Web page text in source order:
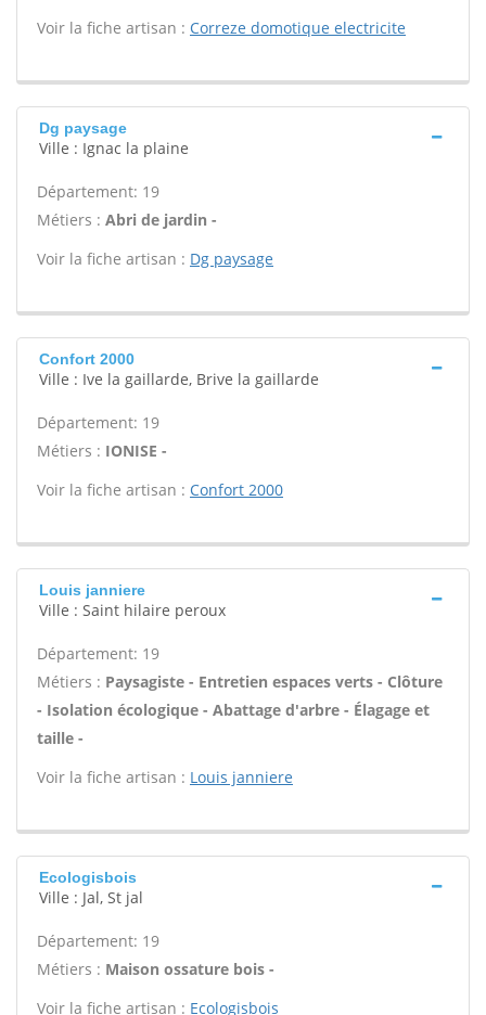
Voir la fiche artisan : Correze domotique electricite
Dg paysage
Ville : Ignac la plaine
Département: 19
Métiers : Abri de jardin -
Voir la fiche artisan : Dg paysage
Confort 2000
Ville : Ive la gaillarde, Brive la gaillarde
Département: 19
Métiers : IONISE -
Voir la fiche artisan : Confort 2000
Louis janniere
Ville : Saint hilaire peroux
Département: 19
Métiers : Paysagiste - Entretien espaces verts - Clôture
- Isolation écologique - Abattage d'arbre - Élagage et
taille -
Voir la fiche artisan : Louis janniere
Ecologisbois
Ville : Jal, St jal
Département: 19
Métiers : Maison ossature bois -
Voir la fiche artisan : Ecologisbois